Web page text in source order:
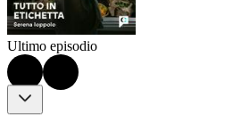
Ultimo episodio